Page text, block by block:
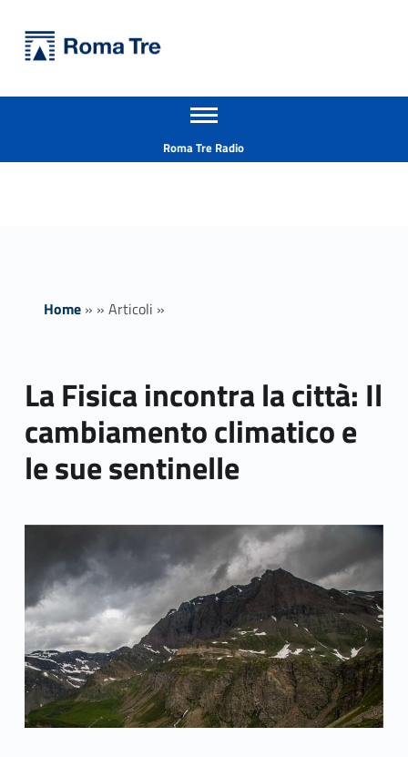
Apri il menu secondario
Roma Tre Radio
Home» » Articoli »
La Fisica incontra la città: Il
cambiamento climatico e
le sue sentinelle
Link identifier archive #link-archive-thumb-soap-77874